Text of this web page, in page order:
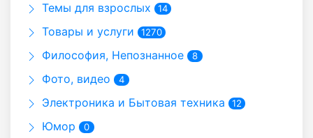
Темы для взрослых 14
Товары и услуги 1270
Философия, Непознанное 8
Фото, видео 4
Электроника и Бытовая техника 12
Юмор 0